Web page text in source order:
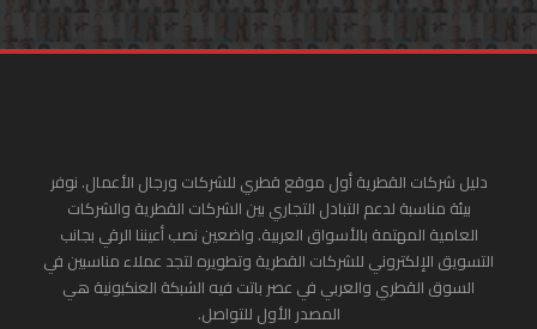
دليل شركات القطرية أول موقع قطري للشركات ورجال الأعمال. نوفر
بيئة مناسبة لدعم التبادل التجاري بين الشركات القطرية والشركات
العامية المهتمة بالأسواق العربية. واضعين نصب أعيننا الرقي بجانب
التسويق الإلكتروني للشركات القطرية وتطويره لتجد عملاء مناسبين في
السوق القطري والعربي في عصر باتت فيه الشبكة العنكبونية هي
المصدر الأول للتواصل.